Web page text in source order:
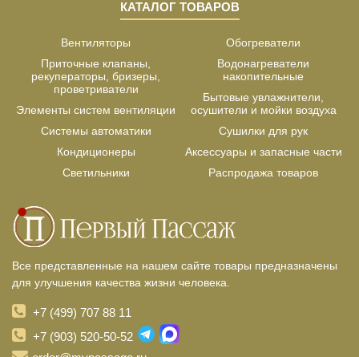
КАТАЛОГ ТОВАРОВ
Вентиляторы
Приточные клапаны,
рекуператоры, бризеры,
проветриватели
Элементы систем вентиляции
Системы автоматики
Кондиционеры
Светильники
Обогреватели
Водонагреватели
накопительные
Бытовые увлажнители,
осушители и мойки воздуха
Сушилки для рук
Аксессуары и запасные части
Распродажа товаров
Все представленные на нашем сайте товары предназначены
для улучшения качества жизни человека.
+7 (499) 707 88 11
+7 (903) 520-50-52